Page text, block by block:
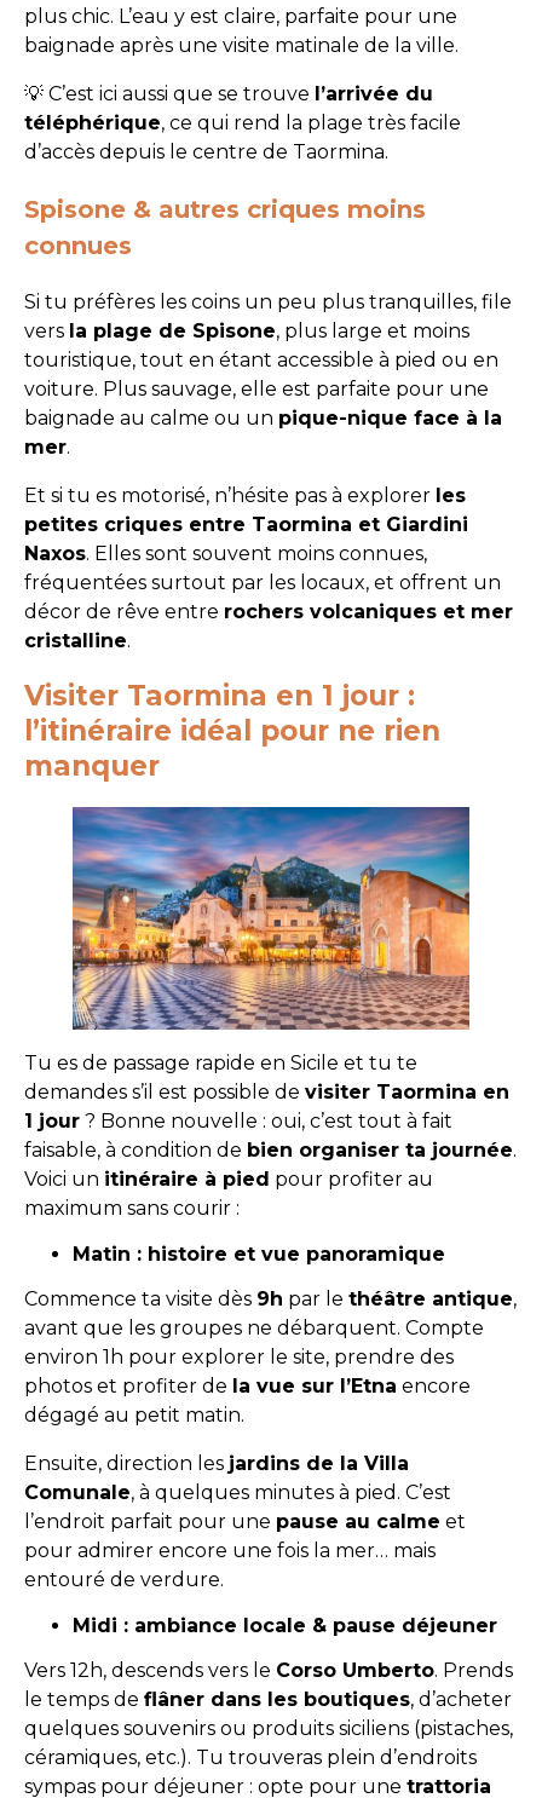
plus chic. L’eau y est claire, parfaite pour une
baignade après une visite matinale de la ville.
💡 C’est ici aussi que se trouve l’arrivée du
téléphérique, ce qui rend la plage très facile
d’accès depuis le centre de Taormina.
Spisone & autres criques moins
connues
Si tu préfères les coins un peu plus tranquilles, file
vers la plage de Spisone, plus large et moins
touristique, tout en étant accessible à pied ou en
voiture. Plus sauvage, elle est parfaite pour une
baignade au calme ou un pique-nique face à la
mer.
Et si tu es motorisé, n’hésite pas à explorer les
petites criques entre Taormina et Giardini
Naxos. Elles sont souvent moins connues,
fréquentées surtout par les locaux, et offrent un
décor de rêve entre rochers volcaniques et mer
cristalline.
Visiter Taormina en 1 jour :
l’itinéraire idéal pour ne rien
manquer
Tu es de passage rapide en Sicile et tu te
demandes s’il est possible de visiter Taormina en
1 jour ? Bonne nouvelle : oui, c’est tout à fait
faisable, à condition de bien organiser ta journée.
Voici un itinéraire à pied pour profiter au
maximum sans courir :
Matin : histoire et vue panoramique
Commence ta visite dès 9h par le théâtre antique,
avant que les groupes ne débarquent. Compte
environ 1h pour explorer le site, prendre des
photos et profiter de la vue sur l’Etna encore
dégagé au petit matin.
Ensuite, direction les jardins de la Villa
Comunale, à quelques minutes à pied. C’est
l’endroit parfait pour une pause au calme et
pour admirer encore une fois la mer… mais
entouré de verdure.
Midi : ambiance locale & pause déjeuner
Vers 12h, descends vers le Corso Umberto. Prends
le temps de flâner dans les boutiques, d’acheter
quelques souvenirs ou produits siciliens (pistaches,
céramiques, etc.). Tu trouveras plein d’endroits
sympas pour déjeuner : opte pour une trattoria